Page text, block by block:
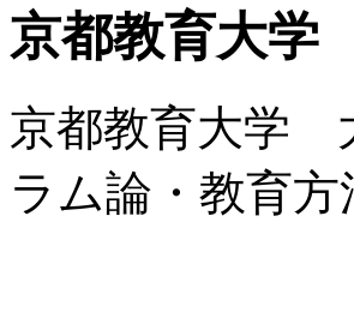
京都教育大学
京都教育大学
ラム論・教育